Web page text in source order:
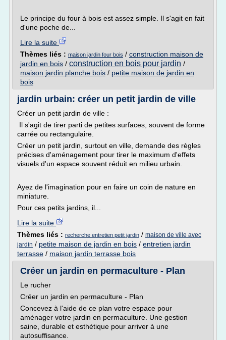
Le principe du four à bois est assez simple. Il s'agit en fait
d'une poche de...
Lire la suite
Thèmes liés : maison jardin four bois / construction maison de
jardin en bois / construction en bois pour jardin /
maison jardin planche bois / petite maison de jardin en
bois
jardin urbain: créer un petit jardin de ville
Créer un petit jardin de ville :
Il s'agit de tirer parti de petites surfaces, souvent de forme
carrée ou rectangulaire.
Créer un petit jardin, surtout en ville, demande des règles
précises d'aménagement pour tirer le maximum d'effets
visuels d'un espace souvent réduit en milieu urbain.
Ayez de l'imagination pour en faire un coin de nature en
miniature.
Pour ces petits jardins, il...
Lire la suite
Thèmes liés : recherche entretien petit jardin / maison de ville avec
jardin / petite maison de jardin en bois / entretien jardin
terrasse / maison jardin terrasse bois
Créer un jardin en permaculture - Plan
Le rucher
Créer un jardin en permaculture - Plan
Concevez à l'aide de ce plan votre espace pour
aménager votre jardin en permaculture. Une gestion
saine, durable et esthétique pour arriver à une
autosuffisance.